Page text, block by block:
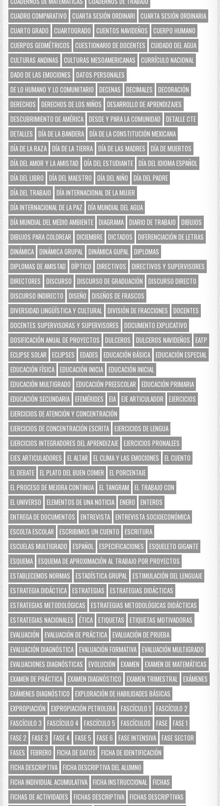
CUADRO COMPARATIVO
CUARTA SESIÓN ORDINARI
CUARTA SESIÓN ORDINARIA
CUARTO GRADO
CUARTOGRADO CUENTOS NAVIDEÑOS
CUERPO HUMANO
CUERPOS GEOMÉTRICOS
CUESTIONARIO DE DOCENTES
CUIDADO DEL AGUA
CULTURAS ANDINAS
CULTURAS MESOAMERICANAS
CURRÍCULO NACIONAL
DADO DE LAS EMOCIONES
DATOS PERSONALES
DE LO HUMANO Y LO COMUNITARIO
DECENAS DECIMALES
DECORACIÓN
DERECHOS
DERECHOS DE LOS NIÑOS
DESARROLLO DE APRENDIZAJES
DESCUBRIMIENTO DE AMÉRICA DESDE Y PARA LA COMUNIDAD
DETALLE CTE
DETALLES
DÍA DE LA BANDERA DÍA DE LA CONSTITUCIÓN MEXICANA
DÍA DE LA RAZA DÍA DE LA TIERRA DÍA DE LAS MADRES
DÍA DE MUERTOS
DÍA DEL AMOR Y LA AMISTAD
DÍA DEL ESTUDIANTE DÍA DEL IDIOMA ESPAÑOL
DÍA DEL LIBRO
DÍA DEL MAESTRO DÍA DEL NIÑO
DÍA DEL PADRE
DÍA DEL TRABAJO
DÍA INTERNACIONAL DE LA MUJER
DÍA INTERNACIONAL DE LA PAZ
DÍA MUNDIAL DEL AGUA
DÍA MUNDIAL DEL MEDIO AMBIENTE DIAGRAMA DIARIO DE TRABAJO
DIBUJOS
DIBUJOS PARA COLOREAR
DICIEMBRE DICTADOS
DIFERENCIACIÓN DE LETRAS
DINÁMICA DINÁMICA GRUPAL DINÁMICA GUPAL DIPLOMAS
DIPLOMAS DE AMISTAD
DÍPTICO DIRECTIVOS
DIRECTIVOS Y SUPERVISORES
DIRECTORES
DISCURSO DISCURSO DE GRADUACIÓN
DISCURSO DIRECTO
DISCURSO INDIRECTO
DISEÑO
DISEÑOS DE FRASCOS
DIVERSIDAD LINGÜÍSTICA Y CULTURAL DIVISIÓN DE FRACCIONES
DOCENTES
DOCENTES SUPERVISORAS Y SUPERVISORES
DOCUMENTO EXPLICATIVO
DOSIFICACIÓN ANUAL DE PROYECTOS
DULCEROS DULCEROS NAVIDEÑOS
EATP
ECLIPSE SOLAR
ECLIPSES EDADES EDUCACIÓN BÁSICA EDUCACIÓN ESPECIAL
EDUCACIÓN FÍSICA EDUCACIÓN INICIA EDUCACIÓN INICIAL
EDUCACIÓN MULTIGRADO
EDUCACIÓN PREESCOLAR
EDUCACIÓN PRIMARIA
EDUCACIÓN SECUNDARIA EFEMÉRIDES EIA EJE ARTICULADOR
EJERCICIOS
EJERCICIOS DE ATENCIÓN Y CONCENTRACIÓN
EJERCICIOS DE CONCENTRACIÓN ESCRITA EJERCICIOS DE LENGUA
EJERCICIOS INTEGRADORES DEL APRENDIZAJE EJERCICIOS PRONALEES
EJES ARTICULADORES
EL ALTAR EL CLIMA Y LAS EMOCIONES
EL CUENTO
EL DEBATE EL PLATO DEL BUEN COMER
EL PORCENTAJE
EL PROCESO DE MEJORA CONTINUA EL TANGRAM
EL TRABAJO CON
EL UNIVERSO
ELEMENTOS DE UNA NOTICIA ENERO
ENTEROS
ENTREGA DE DOCUMENTOS
ENTREVISTA ENTREVISTA SOCIOECONÓMICA
ESCOLTA ESCOLAR
ESCRIBIMOS UN CUENTO
ESCRITURA
ESCUELAS MULTIGRADO
ESPAÑOL ESPECIFICACIONES
ESQUELETO GIGANTE
ESQUEMA ESQUEMA DE APROXIMACIÓN AL TRABAJO POR PROYECTOS
ESTABLECEMOS NORMAS
ESTADÍSTICA GRUPAL ESTIMULACIÓN DEL LENGUAJE
ESTRATEGIA DIDÁCTICA ESTRATEGIAS
ESTRATEGIAS DIDÁCTICAS
ESTRATEGIAS METODOLÓGICAS
ESTRATEGIAS METODOLÓGICAS DIDÁCTICAS
ESTRATEGIAS NACIONALES
ÉTICA ETIQUETAS
ETIQUETAS MOTIVADORAS
EVALUACIÓN
EVALUACIÓN DE PRÁCTICA EVALUACIÓN DE PRUEBA
EVALUACIÓN DIAGNÓSTICA EVALUACIÓN FORMATIVA EVALUACIÓN MULTIGRADO
EVALUACIONES DIAGNÓSTICAS
EVOLUCIÓN EXAMEN
EXAMEN DE MATEMÁTICAS
EXAMEN DE PRÁCTICA EXAMEN DIAGNÓSTICO EXAMEN TRIMESTRAL EXÁMENES
EXÁMENES DIAGNÓSTICO
EXPLORACIÓN DE HABILIDADES BÁSICAS
EXPROPIACIÓN
EXPROPIACIÓN PETROLERA FASCÍCULO 1
FASCÍCULO 2
FASCÍCULO 3
FASCÍCULO 4 FASCÍCULO 5 FASCÍCULOS FASE FASE 1
FASE 2
FASE 3 FASE 4 FASE 5 FASE 6 FASE INTENSIVA FASE SECTOR
FASES
FEBRERO FICHA DE DATOS
FICHA DE IDENTIFICACIÓN
FICHA DESCRIPTIVA FICHA DESCRIPTIVA DEL ALUMNO
FICHA INDIVIDUAL ACUMULATIVA FICHA INSTRUCCIONAL FICHAS
FICHAS DE ACTIVIDADES
FICHAS DESCRIPTIVA FICHAS DESCRIPTIVAS